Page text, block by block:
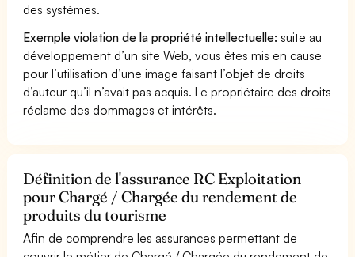
des systèmes.
Exemple violation de la propriété intellectuelle: suite au
développement d’un site Web, vous êtes mis en cause
pour l’utilisation d’une image faisant l’objet de droits
d’auteur qu’il n’avait pas acquis. Le propriétaire des droits
réclame des dommages et intérêts.
Définition de l'assurance RC Exploitation
pour Chargé / Chargée du rendement de
produits du tourisme
Afin de comprendre les assurances permettant de